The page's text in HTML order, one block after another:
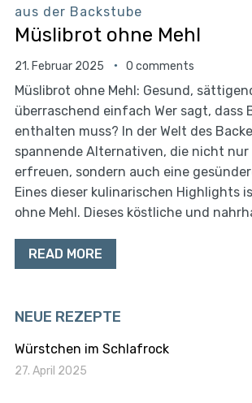
aus der Backstube
Müslibrot ohne Mehl
21. Februar 2025 0 comments
Müslibrot ohne Mehl: Gesund,
überraschend einfach Wer sagt, dass
enthalten muss? In der Welt des
spannende Alternativen, die nicht nur
erfreuen, sondern auch eine
Eines dieser kulinarischen Highlights
ohne Mehl. Dieses köstliche und
READ MORE
NEUE REZEPTE
Würstchen im Schlafrock
27. April 2025